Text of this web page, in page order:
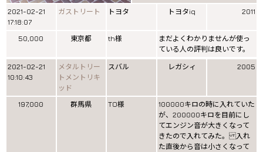
2021-02-21
17:18:07
ガストリート トヨタ トヨタiq 2011
50,000 東京都 th様
まだよくわかりませんが使っ
ている人の評判は良いです。
2021-02-21
10:10:43
メタルトリー
トメントリキ
ッド
スバル レガシィ 2005
197,000 群馬県 TO様
100000キロの時に入れていた
が、200000キロを目前にし
てエンジン音が大きくなって
きたので入れてみた。 入れ
た直後から音は小さくなって